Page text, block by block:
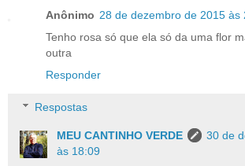
Anônimo 28 de dezembro de 2015 às
Tenho rosa só que ela só da uma flor
outra
Responder
Respostas
MEU CANTINHO VERDE
30 de
às 18:09